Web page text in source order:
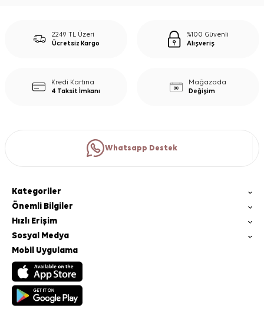
2249 TL Üzeri
Ücretsiz Kargo
%100 Güvenli
Alışveriş
Kredi Kartına
4 Taksit İmkanı
Mağazada
Değişim
Whatsapp Destek
Kategoriler
Önemli Bilgiler
Hızlı Erişim
Sosyal Medya
Mobil Uygulama